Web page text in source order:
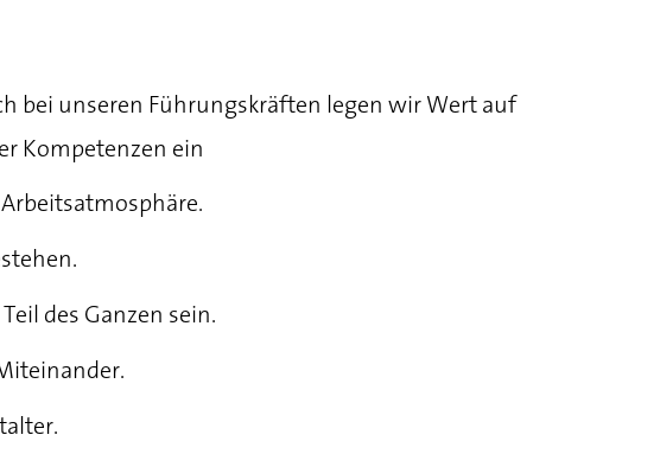
bei unseren Führungskräften legen wir Wert auf
Kompetenzen ein
des Ganzen sein.